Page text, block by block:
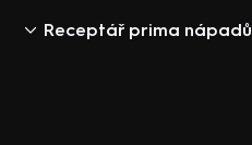
Receptář prima nápadů